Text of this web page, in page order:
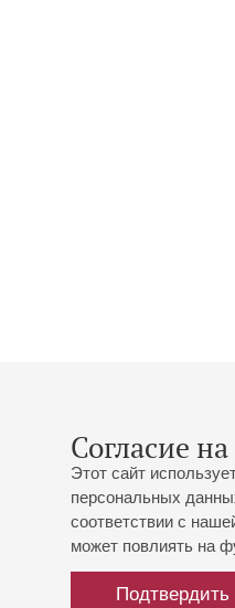
Согласие
Этот сайт
персональных
соответствии с
может повлиять на
Подтвердить